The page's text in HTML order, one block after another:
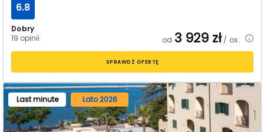
Dobry
19 opinii
6.8
od 3 929 zł/ os.
SPRAWDŹ OFERTĘ
Last minute Lato 2026